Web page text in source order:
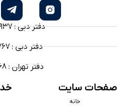
دفتر دبی : 971505500937+
دفتر دبی : 97143499767+
دفتر تهران : 989122171768+
صفحات سایت
خانه